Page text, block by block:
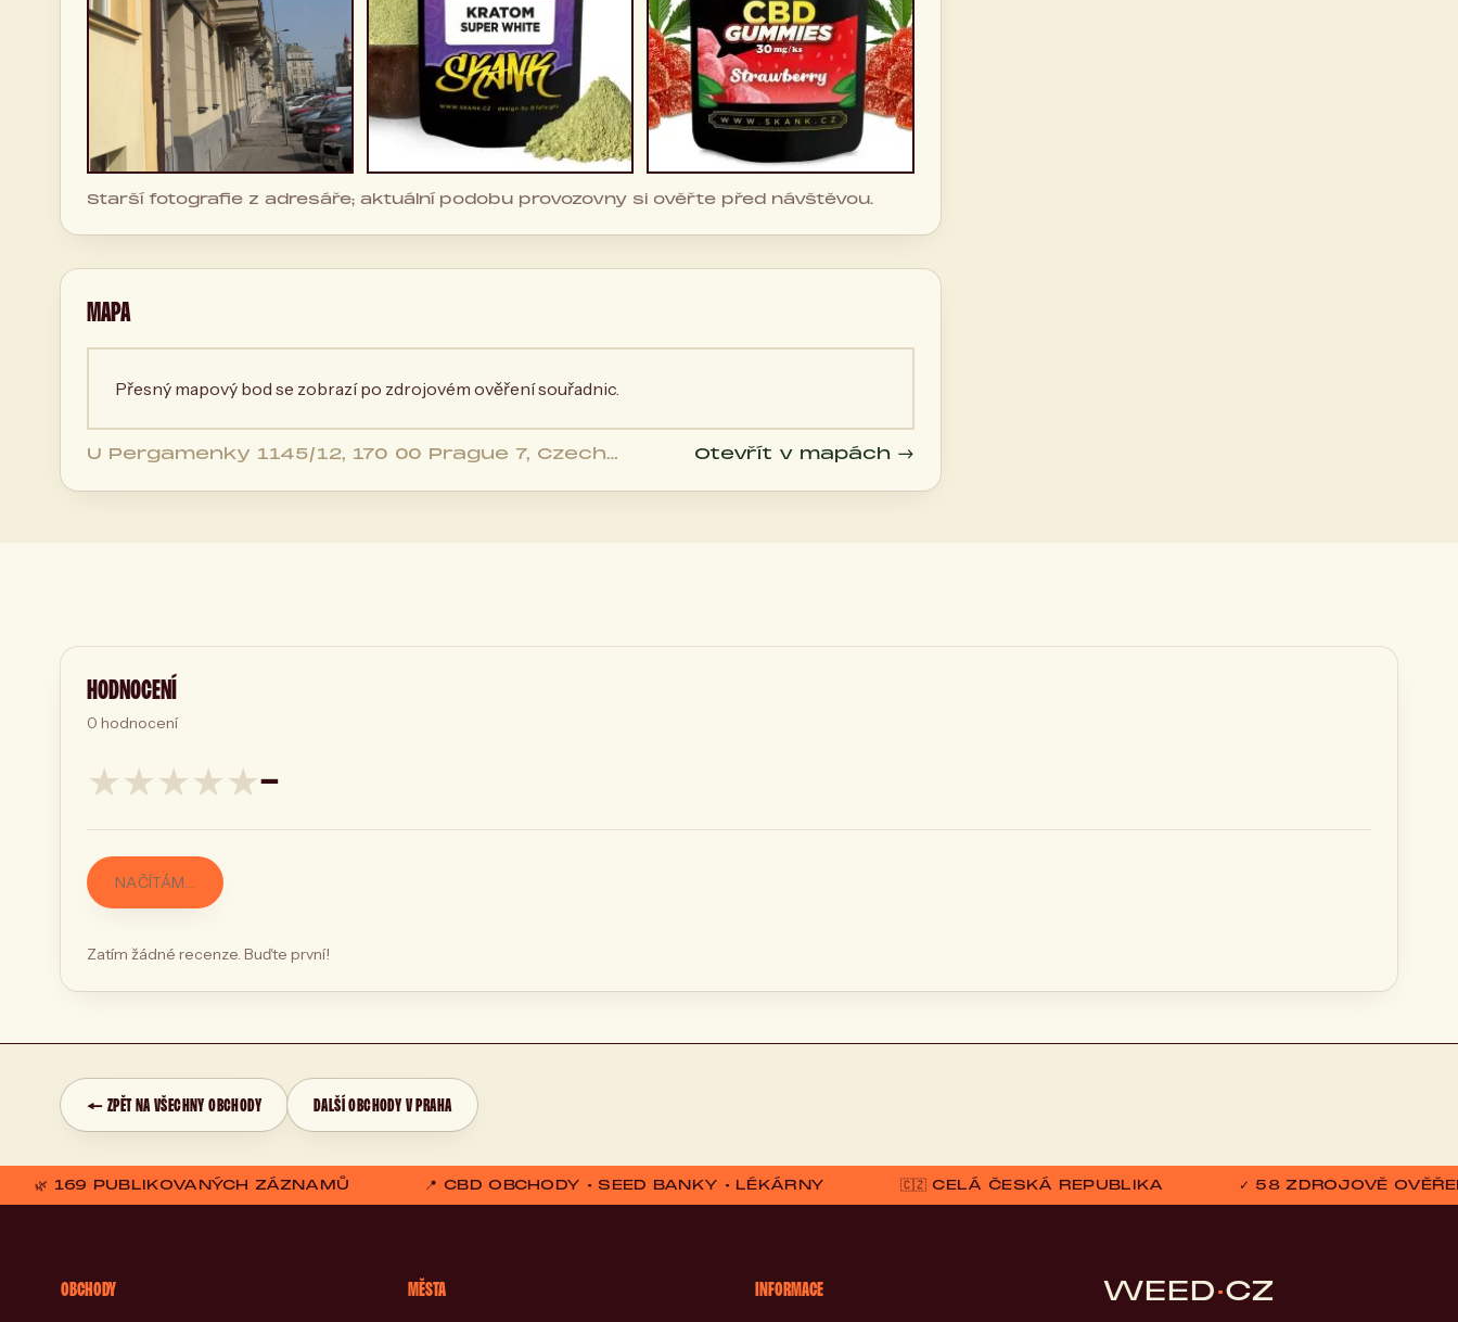
Starší fotografie z adresáře; aktuální podobu provozovny si ověřte před návštěvou.
MAPA
Přesný mapový bod se zobrazí po zdrojovém ověření souřadnic.
U Pergamenky 1145/12, 170 00 Prague 7, Czech
Otevřít v mapách →
HODNOCENÍ
0 hodnocení
★★★★★—
NAČÍTÁM…
Zatím žádné recenze. Buďte první!
← ZPĚT NA VŠECHNY OBCHODY DALŠÍ OBCHODY V PRAHA
🌿 169 PUBLIKOVANÝCH ZÁZNAMŮ 📍 CBD OBCHODY • SEED BANKY • LÉKÁRNY 🇨🇿 CELÁ ČESKÁ REPUBLIKA ✓ 58 ZDROJOVĚ
OBCHODY MĚSTA INFORMACE WEED·CZ